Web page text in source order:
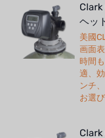
Clark
ヘッ
美國
画面
時間
適、
ンチ
お選
Clark